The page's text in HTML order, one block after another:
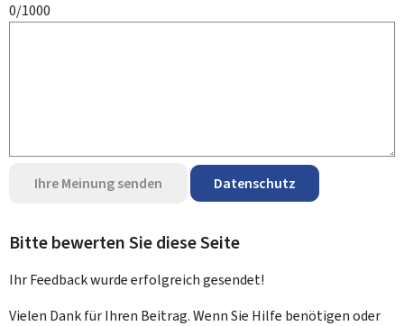
0/1000
Ihre Meinung senden Datenschutz
Bitte bewerten Sie diese Seite
Ihr Feedback wurdeerfolgreichgesendet!
Vielen Dank für Ihren Beitrag. Wenn Sie Hilfe benötigen oder